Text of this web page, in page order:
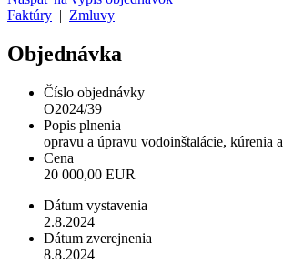
Faktúry
Zmluvy
Objednávka
Číslo objednávky
O2024/39
Popis plnenia
opravu a úpravu vodoinštalácie, kúrenia a
Cena
20 000,00 EUR
Dátum vystavenia
2.8.2024
Dátum zverejnenia
8.8.2024